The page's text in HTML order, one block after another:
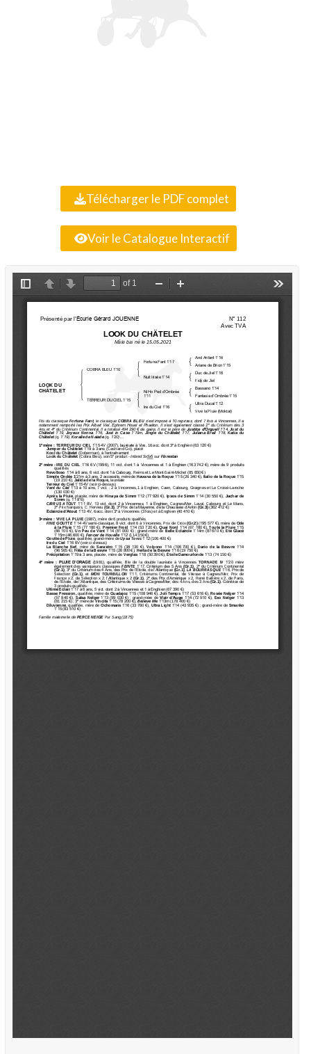
Télécharger le PDF complet
Voir le Catalogue Interactif